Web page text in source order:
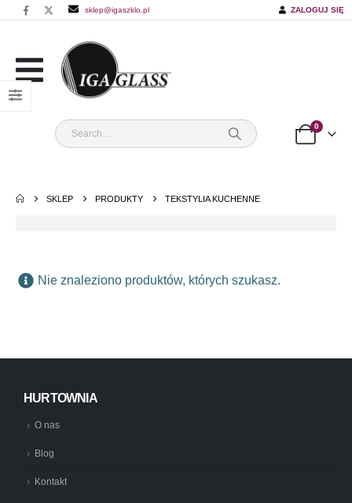
sklep@igaszklo.pl ZALOGUJ SIĘ
0
SKLEP PRODUKTY TEKSTYLIA KUCHENNE
Nie znaleziono produktów, których szukasz.
HURTOWNIA
O nas
Blog
Kontakt